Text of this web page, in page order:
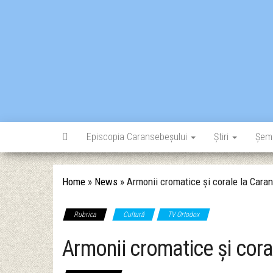
Episcopia Caransebeșului Știri
Home » News » Armonii cromatice și corale la
Rubrica Cultură TV Ortodox
Armonii cromatice și